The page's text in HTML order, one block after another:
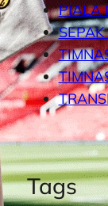
PIALA
Tags